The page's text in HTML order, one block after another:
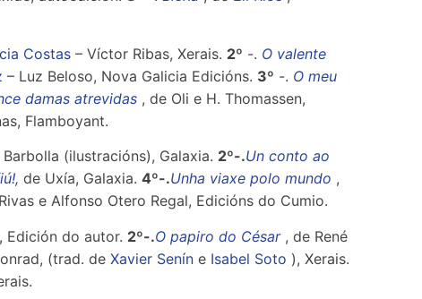
Costas – Víctor Ribas, Xerais. 2º -. O valente
– Luz Beloso, Nova Galicia Edicións. 3º -. O meu
damas atrevidas , de Oli e H. Thomassen,
Flamboyant.
(ilustracións), Galaxia. 2º-.Un conto ao
de Uxía, Galaxia. 4º-.Unha viaxe polo mundo ,
e Alfonso Otero Regal, Edicións do Cumio.
Edición do autor. 2º-.O papiro do César, de René
(trad. de Xavier Senín e Isabel Soto ), Xerais.